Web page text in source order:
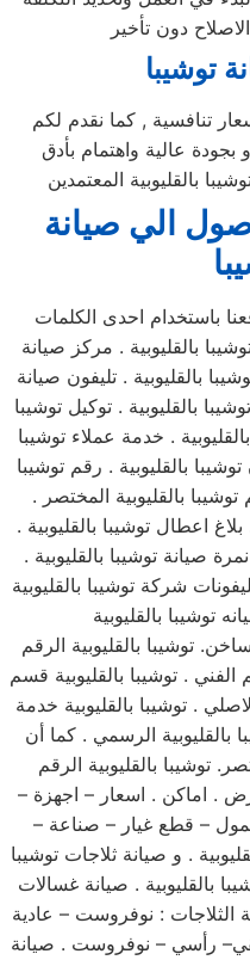
دون تأخير
توشيبا
تنافسية , كما نقدم لكم
بجودة عالية واهتمام بأدق
بالقليوبية المعتمدين
الي صيانة
باستخدام احدى الكلمات
بالقليوبية . مركز صيانة
بالقليوبية . تليفون صيانة
بالقليوبية . توكيل توشيبا
. خدمة عملاء توشيبا
بالقليوبية . رقم توشيبا
بالقليوبية المختصر .
اعطال توشيبا بالقليوبية .
صيانة توشيبا بالقليوبية .
شركة توشيبا بالقليوبية
توشيبا بالقليوبية الرقم
الفني . توشيبا بالقليوبية قسم
. توشيبا بالقليوبية خدمة
بالقليوبية الرسمي . كما أن
توشيبا بالقليوبية الرقم
. اماكن . اسعار – اجهزة –
– قطع غيار – صناعة –
. و صيانة ثلاجات توشيبا
بالقليوبية . صيانة غسالات
الثلاجات : نوفروست – عادية
رأسي – نوفروست . صيانة